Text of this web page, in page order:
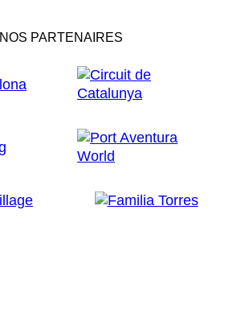
NOS PARTENAIRES